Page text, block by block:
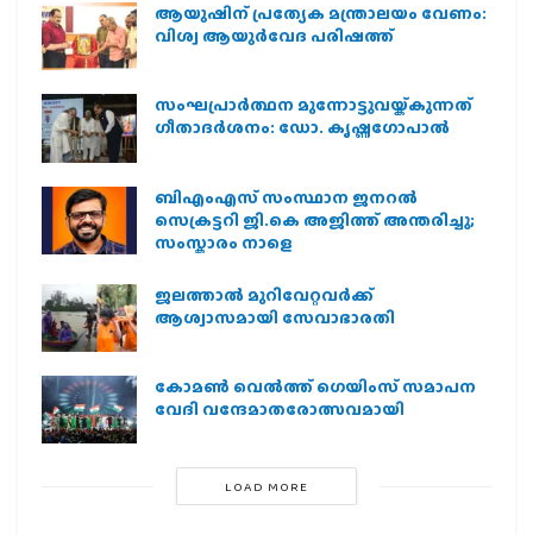
ആയുഷിന് പ്രത്യേക മന്ത്രാലയം വേണം:
വിശ്വ ആയുര്‍വേദ പരിഷത്ത്
സംഘപ്രാര്‍ത്ഥന മുന്നോട്ടുവയ്ക്കുന്നത്
ഗീതാദര്‍ശനം: ഡോ. കൃഷ്ണഗോപാല്‍
ബിഎംഎസ് സംസ്ഥാന ജനറൽ
സെക്രട്ടറി ജി.കെ അജിത്ത് അന്തരിച്ചു;
സംസ്കാരം നാളെ
ജലത്താല്‍ മുറിവേറ്റവര്‍ക്ക്
ആശ്വാസമായി സേവാഭാരതി
കോമൺ വെൽത്ത് ഗെയിംസ് സമാപന
വേദി വന്ദേമാതരോത്സവമായി
LOAD MORE